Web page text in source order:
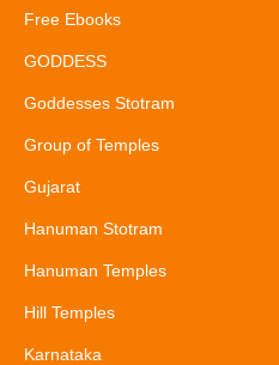
Free Ebooks
GODDESS
Goddesses Stotram
Group of Temples
Gujarat
Hanuman Stotram
Hanuman Temples
Hill Temples
Karnataka